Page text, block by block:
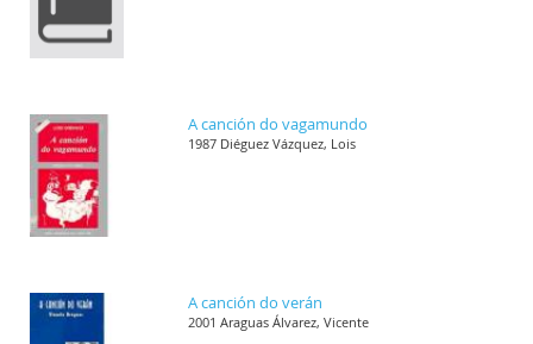
A canción do vagamundo
1987 Diéguez Vázquez, Lois
A canción do verán
2001 Araguas Álvarez, Vicente